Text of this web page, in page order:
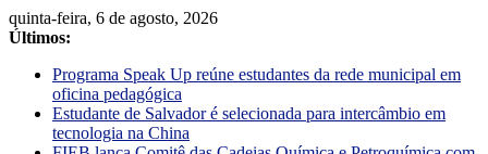
quinta-feira, 6 de agosto, 2026
Últimos:
Programa Speak Up reúne estudantes da rede municipal em
oficina pedagógica
Estudante de Salvador é selecionada para intercâmbio em
tecnologia na China